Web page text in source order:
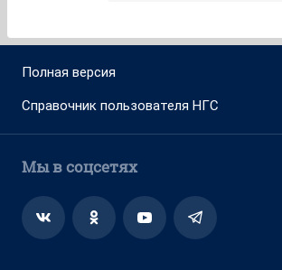
Полная версия
Справочник пользователя НГС
Мы в соцсетях